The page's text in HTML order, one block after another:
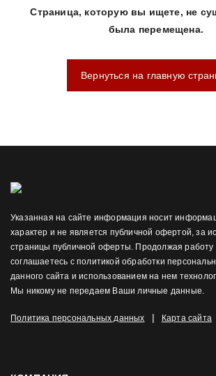
Страница, которую вы ищете, не
была перемещена.
Вернуться на главную
Указанная на сайте информация носит
характер и не является публичной офертой, за
страницы публичной оферты. Продолжая работу
соглашаетесь с политикой обработки
данного сайта и использованием на нем
Мы никому не передаем Ваши личные данные.
Политика персональных данных | Карта сайта